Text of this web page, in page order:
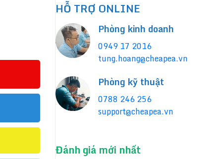
HỖ TRỢ ONLINE
Phòng kinh doanh
0949 17 2016
tung.hoang@cheapea.vn
Phòng kỹ thuật
0788 246 256
support@cheapea.vn
Đánh giá mới nhất